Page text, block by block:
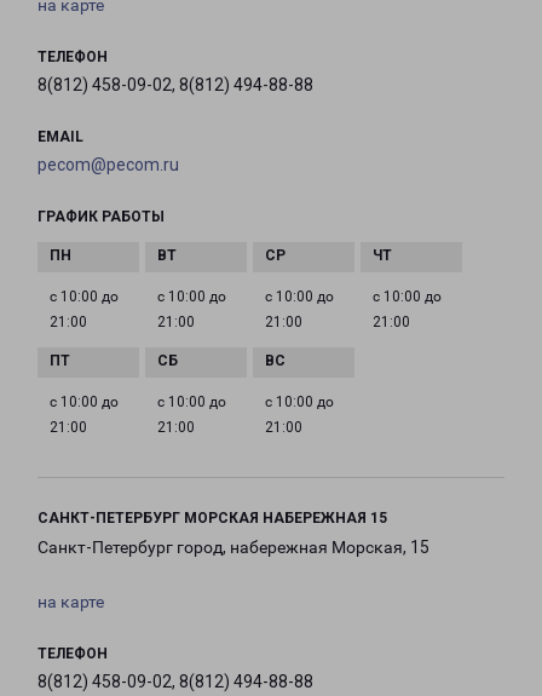
на карте
ТЕЛЕФОН
8(812) 458-09-02, 8(812) 494-88-88
EMAIL
pecom@pecom.ru
ГРАФИК РАБОТЫ
с 10:00 до
21:00
с 10:00 до
21:00
с 10:00 до
21:00
с 10:00 до
21:00
с 10:00 до
21:00
с 10:00 до
21:00
с 10:00 до
21:00
САНКТ-ПЕТЕРБУРГ МОРСКАЯ НАБЕРЕЖНАЯ 15
Санкт-Петербург город, набережная Морская, 15
на карте
ТЕЛЕФОН
8(812) 458-09-02, 8(812) 494-88-88